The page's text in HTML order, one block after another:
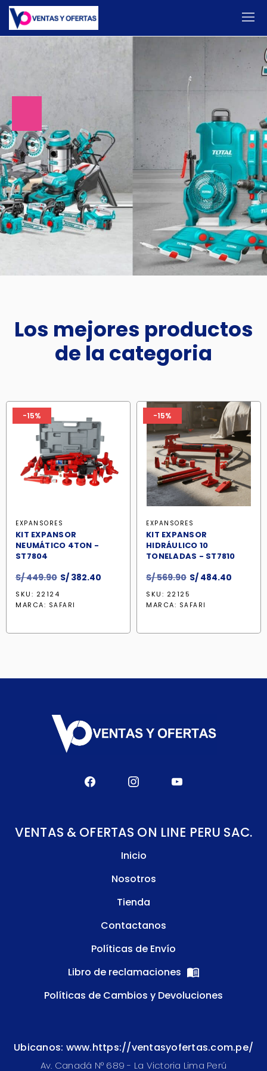
Los mejores productos
de la categoria
-15%
EXPANSORES
KIT EXPANSOR
NEUMÁTICO 4TON -
ST7804
S/449.90 El
original
S/ 382.40
SKU: 22124
MARCA: SAFARI
-15%
EXPANSORES
KIT EXPANSOR
HIDRÁULICO 10
TONELADAS - ST7810
S/569.90 El
original
S/ 484.40
SKU: 22125
MARCA: SAFARI
VENTAS & OFERTAS ON LINE PERU SAC.
Inicio
Nosotros
Tienda
Contactanos
Políticas de Envío
Libro de reclamaciones
Políticas de Cambios y Devoluciones
Ubicanos: www.https://ventasyofertas.com.pe/
Av. Canadá N° 689 - La Victoria Lima Perú